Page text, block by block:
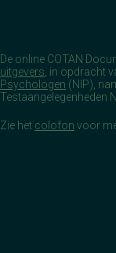
De online COTAN
uitgevers , in opdracht
Psychologen (NIP),
Testaangelegenheden
Zie het colofon voor